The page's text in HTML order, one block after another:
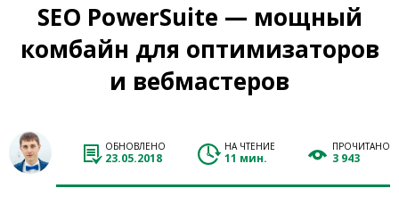
SEO PowerSuite — мощный
комбайн для оптимизаторов
и вебмастеров
ОБНОВЛЕНО
23.05.2018
НА ЧТЕНИЕ
11 мин.
ПРОЧИТАНО
3 943